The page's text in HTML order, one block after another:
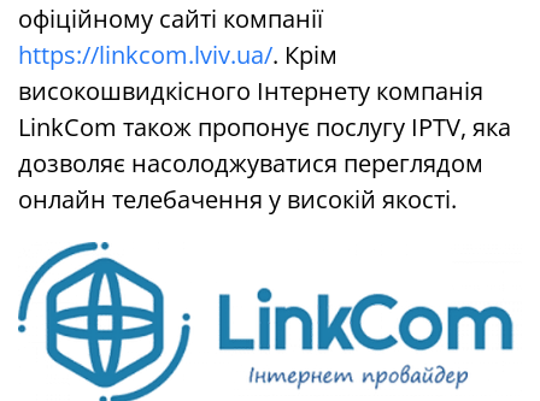
офіційному сайті компанії
https://linkcom.lviv.ua/. Крім
високошвидкісного Інтернету компанія
LinkCom також пропонує послугу IPTV, яка
дозволяє насолоджуватися переглядом
онлайн телебачення у високій якості.